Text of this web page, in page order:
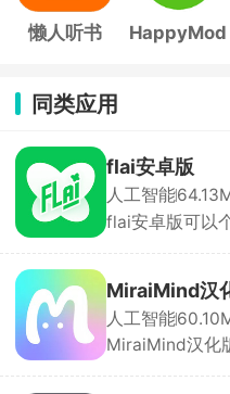
懒人听书 HappyMod
同类应用
flai安卓版
人工智能
flai安卓版可以
丰富模板库，快
除了私人定制，
的角色，支持按
类型等维度筛
MiraiMind汉
人工智能
MiraiMind汉化